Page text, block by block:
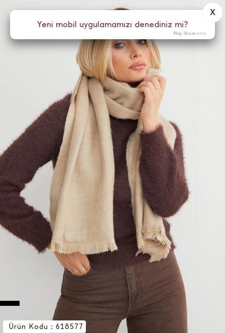
Menü
Ürün Kodu : 618577
Yeni mobil uygulamamızı denediniz mi?
X
Play Store >>>